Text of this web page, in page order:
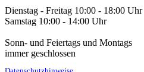
Dienstag - Freitag 10:00 - 18:00 Uhr
Samstag 10:00 - 14:00 Uhr
Sonn- und Feiertags und Montags
immer geschlossen